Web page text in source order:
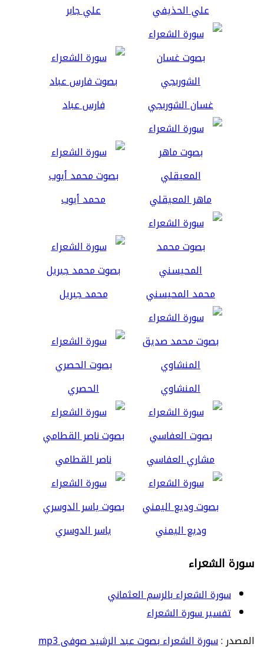
علي الحذيفي علي جابر
غسان الشوربجي فارس عباد
ماهر المعيقلي محمد أيوب
محمد المحيسني محمد جبريل
المنشاوي الحصري
مشاري العفاسي ناصر القطامي
وديع اليمني ياسر الدوسري
سورة الشعراء
سورة الشعراء بالرسم العثماني
تفسير سورة الشعراء
المصدر :سورة الشعراء بصوت عبد الرشيد صوفي mp3